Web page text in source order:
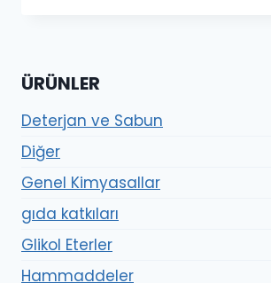
ÜRÜNLER
Deterjan ve Sabun
Diğer
Genel Kimyasallar
gıda katkıları
Glikol Eterler
Hammaddeler